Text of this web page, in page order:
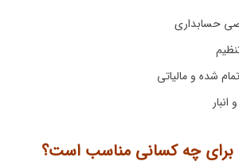
حسابداری
شده و مالیاتی
برای چه کسانی مناسب است؟